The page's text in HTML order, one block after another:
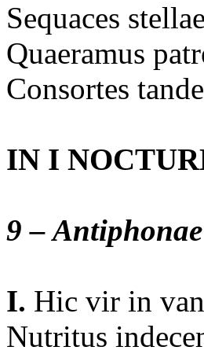
Sequaces
Quaeramus
Consortes
IN I
9 – Antiphonae
I. Hic vir in
Nutritus